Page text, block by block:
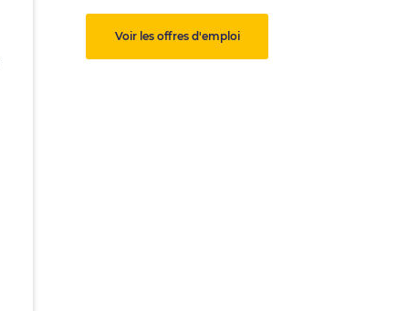
Voir les offres d'emploi